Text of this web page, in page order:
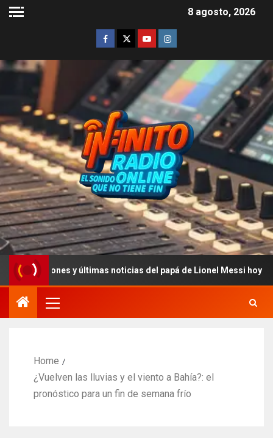
8 agosto, 2026
y últimas noticias del papá de Lionel Messi hoy
Home
¿Vuelven las lluvias y el viento a Bahía?: el
pronóstico para un fin de semana frío​